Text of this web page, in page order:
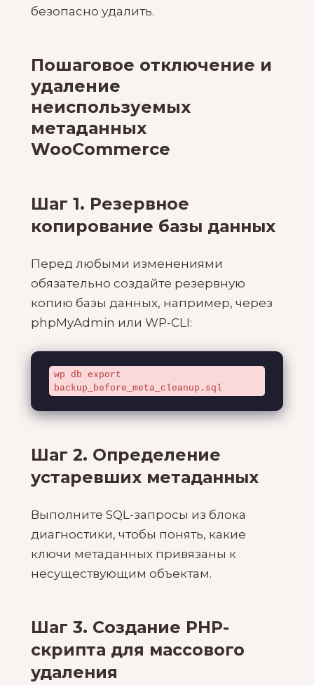
безопасно удалить.
Пошаговое отключение и
удаление
неиспользуемых
метаданных
WooCommerce
Шаг 1. Резервное
копирование базы данных
Перед любыми изменениями
обязательно создайте резервную
копию базы данных, например, через
phpMyAdmin или WP-CLI:
wp db export
backup_before_meta_cleanup.sql
Шаг 2. Определение
устаревших метаданных
Выполните SQL-запросы из блока
диагностики, чтобы понять, какие
ключи метаданных привязаны к
несуществующим объектам.
Шаг 3. Создание PHP-
скрипта для массового
удаления